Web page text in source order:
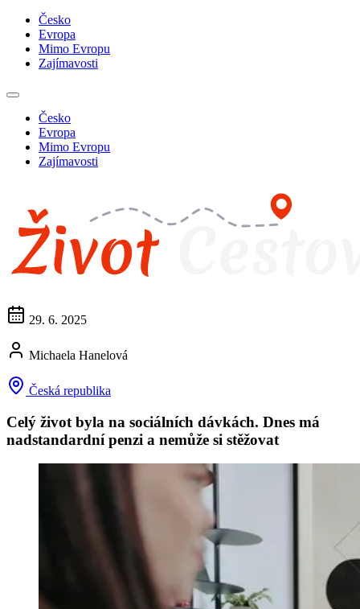
Česko
Evropa
Mimo Evropu
Zajímavosti
Česko
Evropa
Mimo Evropu
Zajímavosti
29. 6. 2025
Michaela Hanelová
Česká republika
Celý život byla na sociálních dávkách. Dnes má
nadstandardní penzi a nemůže si stěžovat